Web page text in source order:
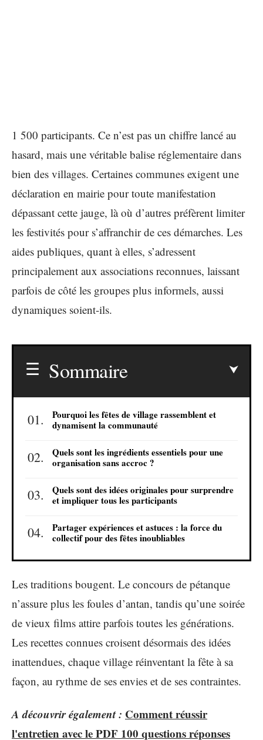
1 500 participants. Ce n’est pas un chiffre lancé au
hasard, mais une véritable balise réglementaire dans
bien des villages. Certaines communes exigent une
déclaration en mairie pour toute manifestation
dépassant cette jauge, là où d’autres préfèrent limiter
les festivités pour s’affranchir de ces démarches. Les
aides publiques, quant à elles, s’adressent
principalement aux associations reconnues, laissant
parfois de côté les groupes plus informels, aussi
dynamiques soient-ils.
Sommaire
Pourquoi les fêtes de village rassemblent et
dynamisent la communauté
Quels sont les ingrédients essentiels pour une
organisation sans accroc ?
Quels sont des idées originales pour surprendre
et impliquer tous les participants
Partager expériences et astuces : la force du
collectif pour des fêtes inoubliables
Les traditions bougent. Le concours de pétanque
n’assure plus les foules d’antan, tandis qu’une soirée
de vieux films attire parfois toutes les générations.
Les recettes connues croisent désormais des idées
inattendues, chaque village réinventant la fête à sa
façon, au rythme de ses envies et de ses contraintes.
A découvrir également : Comment réussir
l'entretien avec le PDF 100 questions réponses